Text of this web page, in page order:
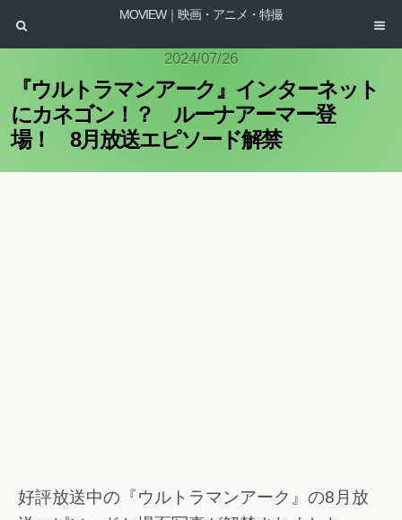
MOVIEW｜映画・アニメ・特撮
2024/07/26
『ウルトラマンアーク』インターネット
にカネゴン！？ ルーナアーマー登
場！ 8月放送エピソード解禁
好評放送中の『ウルトラマンアーク』の8月放